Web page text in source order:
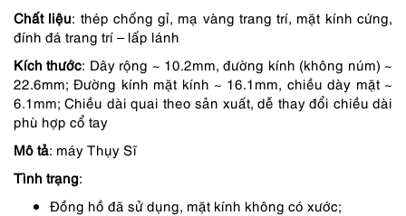
1,850,000 ₫.
là:
1,665,000 ₫.
Chất liệu: thép chống gỉ, mạ vàng trang trí, mặt kính cứng,
đính đá trang trí – lấp lánh
Kích thước: Dây rộng ~ 10.2mm, đường kính (không núm) ~
22.6mm; Đường kính mặt kính ~ 16.1mm, chiều dày mặt ~
6.1mm; Chiều dài quai theo sản xuất, dễ thay đổi chiều dài
phù hợp cổ tay
Mô tả: máy Thụy Sĩ
Tình trạng:
Đồng hồ đã sử dụng, mặt kính không có xước;